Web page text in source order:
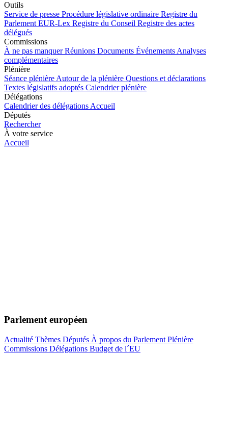
Outils
Service de presse Procédure législative ordinaire Registre du
Parlement EUR-Lex Registre du Conseil Registre des actes
délégués
Commissions
À ne pas manquer Réunions Documents ÉvénementsAnalyses
complémentaires
Plénière
Séance plénièreAutour de la plénière Questions et déclarations
Textes législatifs adoptés Calendrier plénière
Délégations
Calendrier des délégationsAccueil
Députés
Rechercher
À votre service
Accueil
Parlement européen
Actualité Thèmes Députés À propos du Parlement Plénière
Commissions Délégations Budget de l´EU